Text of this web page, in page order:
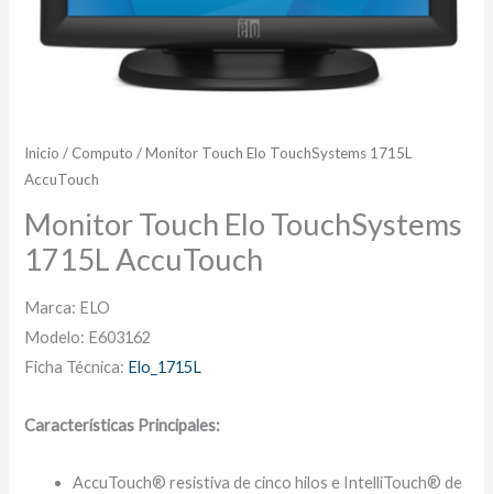
Inicio / Computo / Monitor Touch Elo TouchSystems 1715L
AccuTouch
Monitor Touch Elo TouchSystems
1715L AccuTouch
Marca: ELO
Modelo: E603162
Ficha Técnica: Elo_1715L
Características Principales:
AccuTouch® resistiva de cinco hilos e IntelliTouch® de